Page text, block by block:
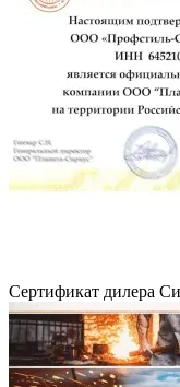
Сертификат дилера